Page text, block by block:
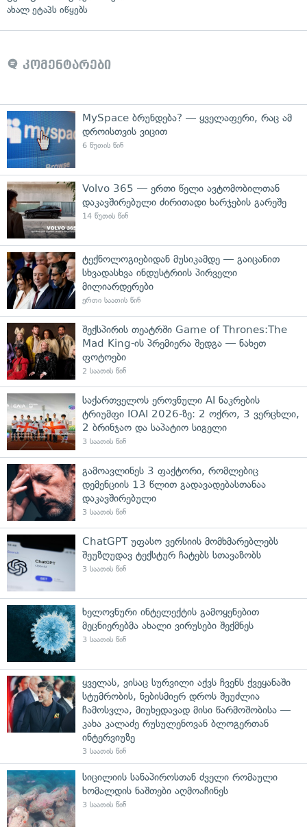
ახალ ეტაპს იწყებს
კომენტარები
MySpace ბრუნდება? — ყველაფერი, რაც ამ
დროისთვის ვიცით
6 წუთის წინ
Volvo 365 — ერთი წელი ავტომობილთან
დაკავშირებული ძირითადი ხარჯების გარეშე
14 წუთის წინ
ტექნოლოგიებიდან მუსიკამდე — გაიცანით
სხვადასხვა ინდუსტრიის პირველი
მილიარდერები
ერთი საათის წინ
შექსპირის თეატრში Game of Thrones:The
Mad King-ის პრემიერა შედგა — ნახეთ
ფოტოები
2 საათის წინ
საქართველოს ეროვნული AI ნაკრების
ტრიუმფი IOAI 2026-ზე: 2 ოქრო, 3 ვერცხლი,
2 ბრინჯაო და საპატიო სიგელი
3 საათის წინ
გამოავლინეს 3 ფაქტორი, რომლებიც
დემენციის 13 წლით გადავადებასთანაა
დაკავშირებული
3 საათის წინ
ChatGPT უფასო ვერსიის მომხმარებლებს
შეუზღუდავ ტექსტურ ჩატებს სთავაზობს
3 საათის წინ
ხელოვნური ინტელექტის გამოყენებით
მეცნიერებმა ახალი ვირუსები შექმნეს
3 საათის წინ
ყველას, ვისაც სურვილი აქვს ჩვენს ქვეყანაში
სტუმრობის, ნებისმიერ დროს შეუძლია
ჩამოსვლა, მიუხედავად მისი წარმოშობისა —
კახა კალაძე რუსულენოვან ბლოგერთან
ინტერვიუზე
3 საათის წინ
სიცილიის სანაპიროსთან ძველი რომაული
ხომალდის ნაშთები აღმოაჩინეს
3 საათის წინ